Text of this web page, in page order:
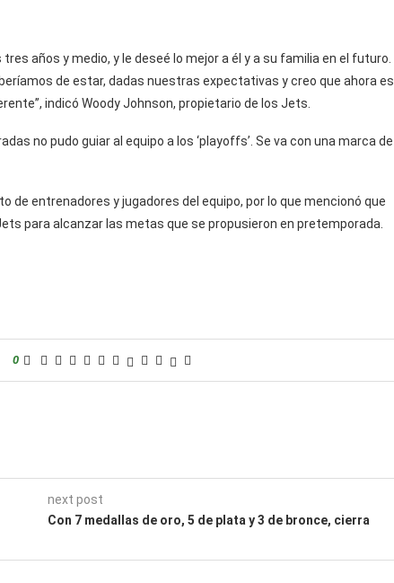
años y medio, y le deseé lo mejor a él y a su familia en el futuro.
de estar, dadas nuestras expectativas y creo que ahora es
indicó Woody Johnson, propietario de los Jets.
no pudo guiar al equipo a los ‘playoffs’. Se va con una marca de
de entrenadores y jugadores del equipo, por lo que mencionó que
para alcanzar las metas que se propusieron en pretemporada.
0
next post
Con 7 medallas de oro, 5 de plata y 3 de bronce, cierra